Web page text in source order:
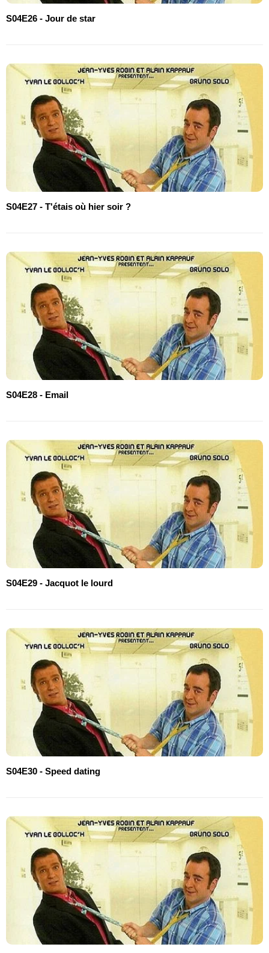
S04E26 - Jour de star
S04E27 - T'étais où hier soir ?
S04E28 - Email
S04E29 - Jacquot le lourd
S04E30 - Speed dating